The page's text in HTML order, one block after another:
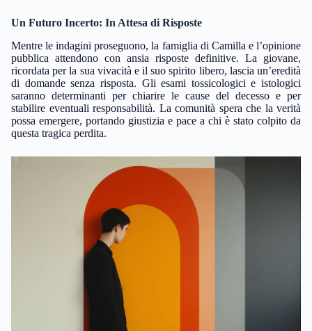
Un Futuro Incerto: In Attesa di Risposte
Mentre le indagini proseguono, la famiglia di Camilla e l’opinione
pubblica attendono con ansia risposte definitive. La giovane,
ricordata per la sua vivacità e il suo spirito libero, lascia un’eredità
di domande senza risposta. Gli esami tossicologici e istologici
saranno determinanti per chiarire le cause del decesso e per
stabilire eventuali responsabilità. La comunità spera che la verità
possa emergere, portando giustizia e pace a chi è stato colpito da
questa tragica perdita.